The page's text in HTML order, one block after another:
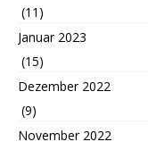
(11)
Januar 2023
(15)
Dezember 2022
(9)
November 2022